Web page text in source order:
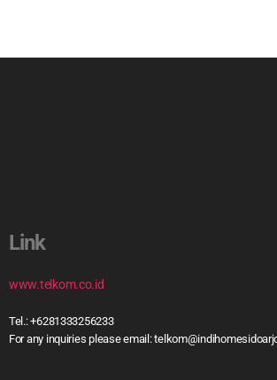
Link
www.telkom.co.id
Tel.: +6281333256233
For any inquiries please email: